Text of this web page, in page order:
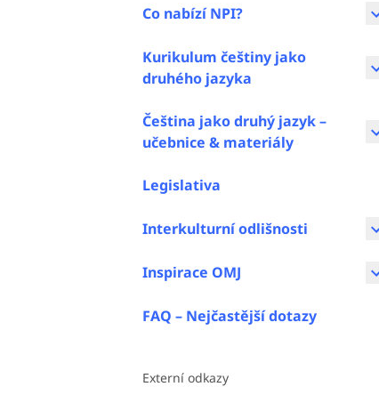
Co nabízí NPI?
Kurikulum češtiny jako
druhého jazyka
Čeština jako druhý jazyk –
učebnice & materiály
Legislativa
Interkulturní odlišnosti
Inspirace OMJ
FAQ – Nejčastější dotazy
Externí odkazy